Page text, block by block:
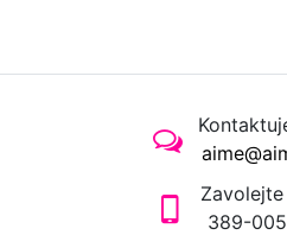
Zavolejte
389-